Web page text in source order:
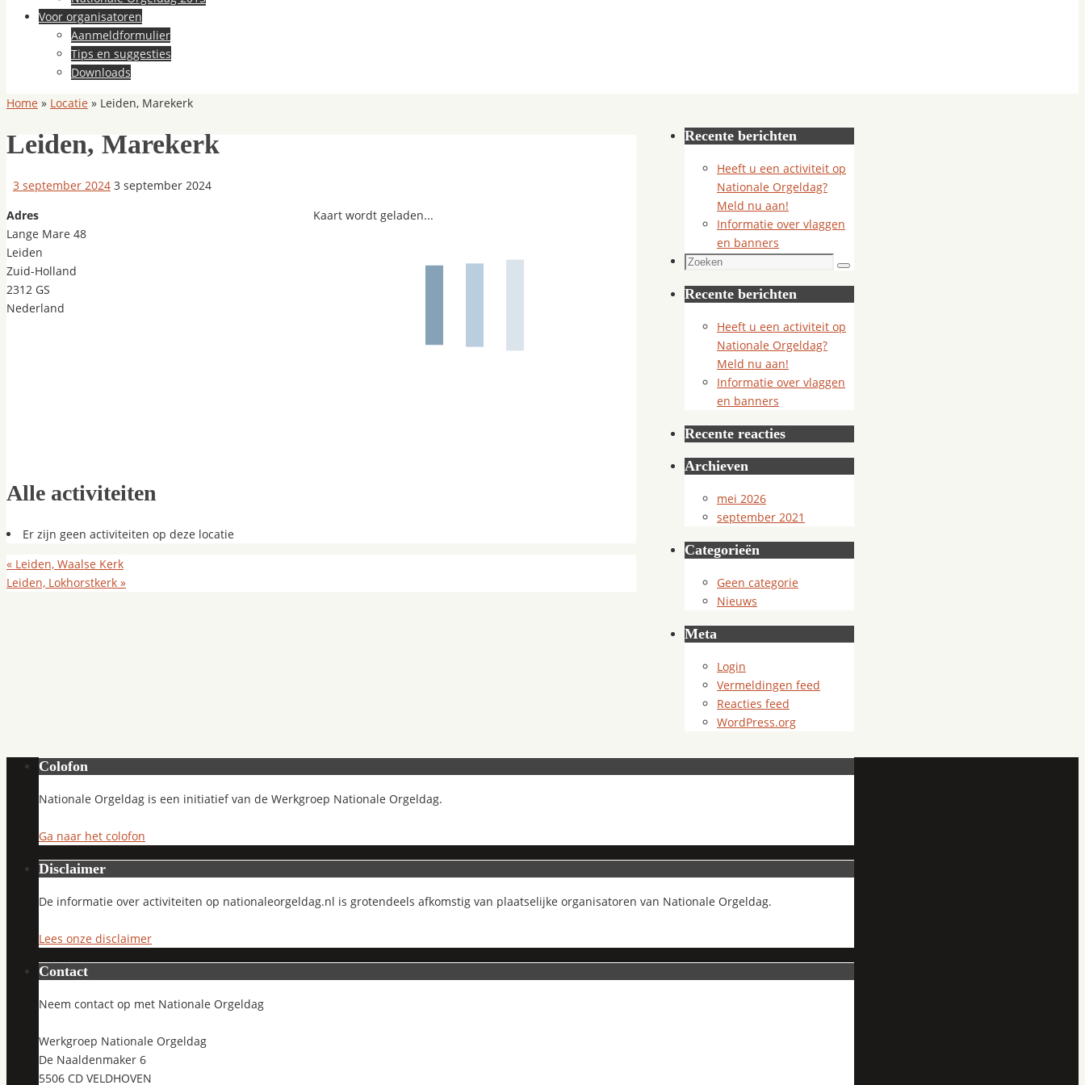
Voor organisatoren
Aanmeldformulier
Tips en suggesties
Downloads
Home » Locatie » Leiden, Marekerk
Leiden, Marekerk
3 september 2024 3 september 2024
Kaart wordt geladen...
Adres
Lange Mare 48
Leiden
Zuid-Holland
2312 GS
Nederland
Alle activiteiten
Er zijn geen activiteiten op deze locatie
« Leiden, Waalse Kerk
Leiden, Lokhorstkerk »
Recente berichten
Heeft u een activiteit op
Nationale Orgeldag?
Meld nu aan!
Informatie over vlaggen
en banners
Zoeken
Zoeken
Recente berichten
Heeft u een activiteit op
Nationale Orgeldag?
Meld nu aan!
Informatie over vlaggen
en banners
Recente reacties
Archieven
mei 2026
september 2021
Categorieën
Geen categorie
Nieuws
Meta
Login
Vermeldingen feed
Reacties feed
WordPress.org
Colofon
Nationale Orgeldag is een initiatief van de Werkgroep Nationale Orgeldag.
Ga naar het colofon
Disclaimer
De informatie over activiteiten op nationaleorgeldag.nl is grotendeels afkomstig van plaatselijke organisatoren van Nationale Orgeldag.
Lees onze disclaimer
Contact
Neem contact op met Nationale Orgeldag
Werkgroep Nationale Orgeldag
De Naaldenmaker 6
5506 CD VELDHOVEN